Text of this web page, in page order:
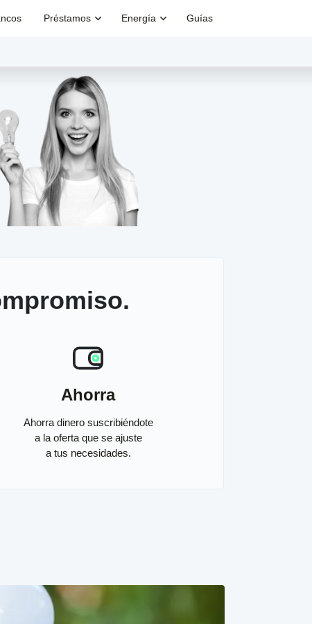
Préstamos Energía Guías
Ahorra
Ahorra dinero suscribiéndote
a la oferta que se ajuste
a tus necesidades.